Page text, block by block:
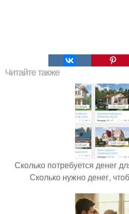
Читайте также
Сколько потребуется денег
Сколько нужно денег,